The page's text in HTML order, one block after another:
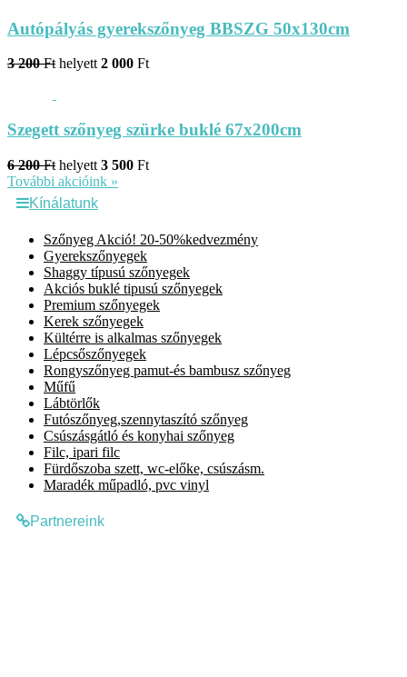
Autópályás gyerekszőnyeg BBSZG 50x130cm
3 200 Fthelyett2 000 Ft
Szegett szőnyeg szürke buklé 67x200cm
6 200 Ft helyett 3 500 Ft
További akcióink »
Kínálatunk
Szőnyeg Akció! 20-50%kedvezmény
Gyerekszőnyegek
Shaggy típusú szőnyegek
Akciós buklé tipusú szőnyegek
Premium szőnyegek
Kerek szőnyegek
Kültérre is alkalmas szőnyegek
Lépcsőszőnyegek
Rongyszőnyeg pamut-és bambusz szőnyeg
Műfű
Lábtörlők
Futószőnyeg,szennytaszító szőnyeg
Csúszásgátló és konyhai szőnyeg
Filc, ipari filc
Fürdőszoba szett, wc-előke, csúszásm.
Maradék műpadló, pvc vinyl
Partnereink